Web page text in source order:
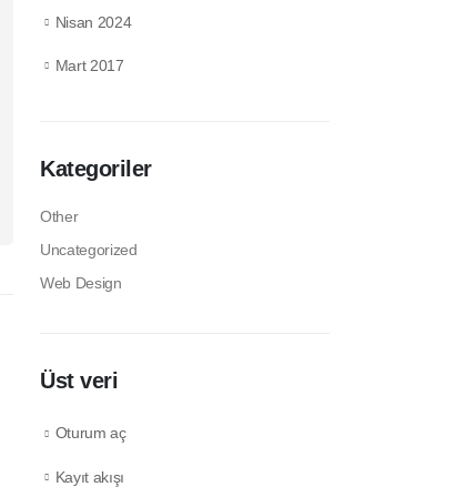
Nisan 2024
Mart 2017
Kategoriler
Other
Uncategorized
Web Design
Üst veri
Oturum aç
Kayıt akışı